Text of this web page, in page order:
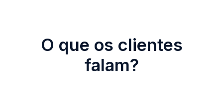
O que os clientes
falam?